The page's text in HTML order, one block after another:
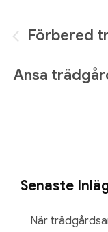
Förbered
Ansa
Senaste
När